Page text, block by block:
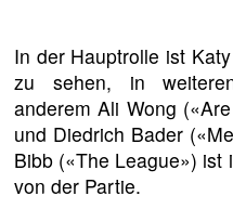
In der Hauptrolle ist
zu sehen, in
anderem Ali Wong
und Diedrich Bader
Bibb («The League») ist
von der Partie.